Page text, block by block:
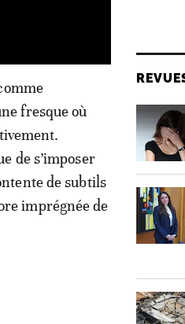
fresque où
de s’imposer
de subtils
imprégnée de